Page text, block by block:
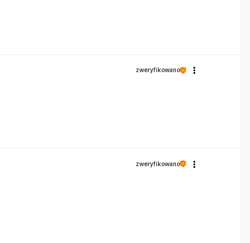
zweryfikowano
zweryfikowano